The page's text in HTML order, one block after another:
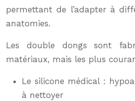
permettant de l’adapter à
anatomies.
Les double dongs sont
matériaux, mais les plus
Le silicone médical :
à nettoyer